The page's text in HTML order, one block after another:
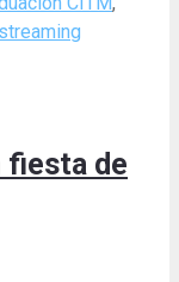
fiesta de